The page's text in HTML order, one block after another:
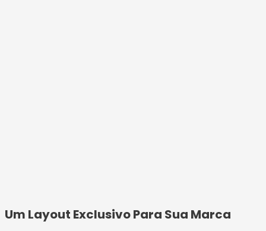
Um Layout Exclusivo Para Sua Marca